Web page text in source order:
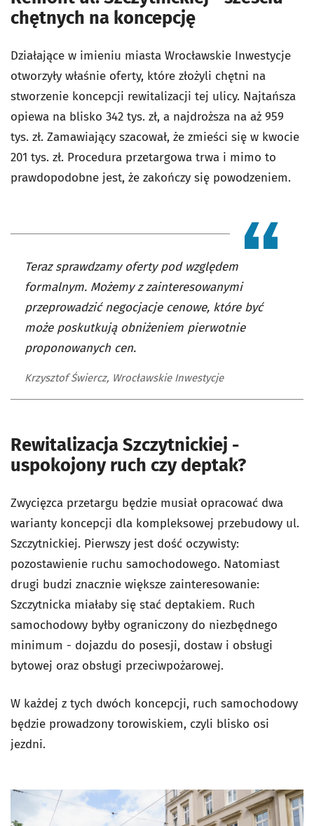
chętnych na koncepcję
Działające w imieniu miasta Wrocławskie Inwestycje
otworzyły właśnie oferty, które złożyli chętni na
stworzenie koncepcji rewitalizacji tej ulicy. Najtańsza
opiewa na blisko 342 tys. zł, a najdroższa na aż 959
tys. zł. Zamawiający szacował, że zmieści się w kwocie
201 tys. zł. Procedura przetargowa trwa i mimo to
prawdopodobne jest, że zakończy się powodzeniem.
Teraz sprawdzamy oferty pod względem
formalnym. Możemy z zainteresowanymi
przeprowadzić negocjacje cenowe, które być
może poskutkują obniżeniem pierwotnie
proponowanych cen.
Krzysztof Świercz, Wrocławskie Inwestycje
Rewitalizacja Szczytnickiej -
uspokojony ruch czy deptak?
Zwycięzca przetargu będzie musiał opracować dwa
warianty koncepcji dla kompleksowej przebudowy ul.
Szczytnickiej. Pierwszy jest dość oczywisty:
pozostawienie ruchu samochodowego. Natomiast
drugi budzi znacznie większe zainteresowanie:
Szczytnicka miałaby się stać deptakiem. Ruch
samochodowy byłby ograniczony do niezbędnego
minimum - dojazdu do posesji, dostaw i obsługi
bytowej oraz obsługi przeciwpożarowej.
W każdej z tych dwóch koncepcji, ruch samochodowy
będzie prowadzony torowiskiem, czyli blisko osi
jezdni.